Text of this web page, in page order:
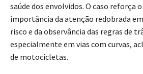
saúde dos envolvidos. O caso reforça
importância da atenção redobrada
risco e da observância das regras de
especialmente em vias com curvas,
de motocicletas.